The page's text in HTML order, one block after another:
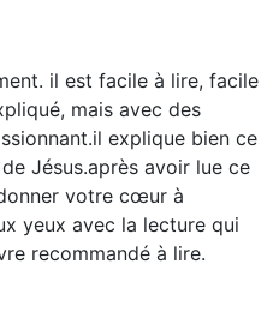
il est facile à lire, facile
mais avec des
explique bien ce
Jésus.après avoir lue ce
votre cœur à
yeux avec la lecture qui
recommandé à lire.